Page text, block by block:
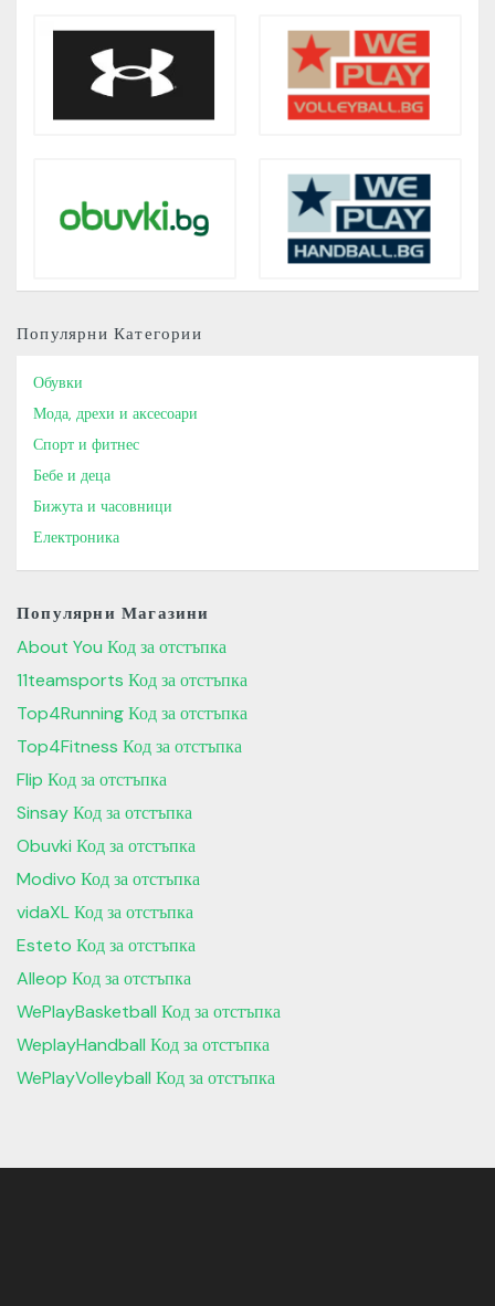
Популярни Категории
Обувки
Мода, дрехи и аксесоари
Спорт и фитнес
Бебе и деца
Бижута и часовници
Електроника
Популярни Магазини
About You Код за отстъпка
11teamsports Код за отстъпка
Top4Running Код за отстъпка
Top4Fitness Код за отстъпка
Flip Код за отстъпка
Sinsay Код за отстъпка
Obuvki Код за отстъпка
Modivo Код за отстъпка
vidaXL Код за отстъпка
Esteto Код за отстъпка
Alleop Код за отстъпка
WePlayBasketball Код за отстъпка
WeplayHandball Код за отстъпка
WePlayVolleyball Код за отстъпка